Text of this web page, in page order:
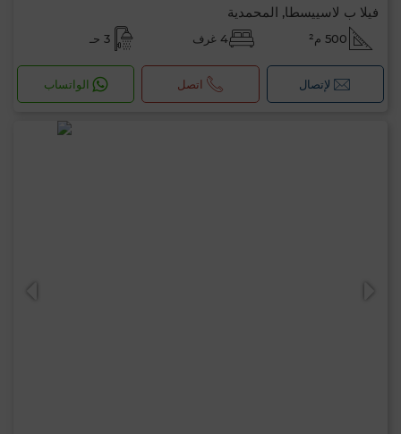
فيلا ب لاسييسطا, المحمدية
500 م² 4 غرف 3 حـ
لإتصال اتصل الواتساب